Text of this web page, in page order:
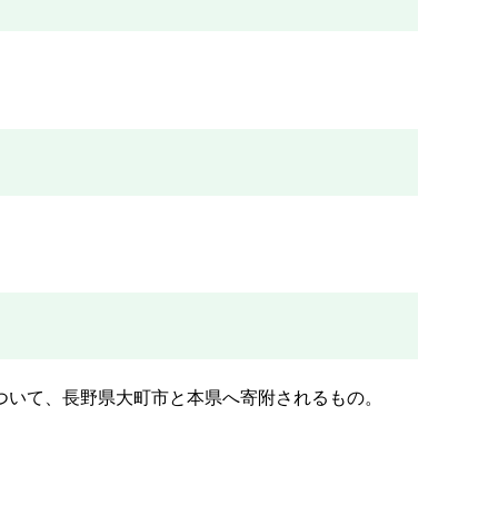
て、長野県大町市と本県へ寄附されるもの。